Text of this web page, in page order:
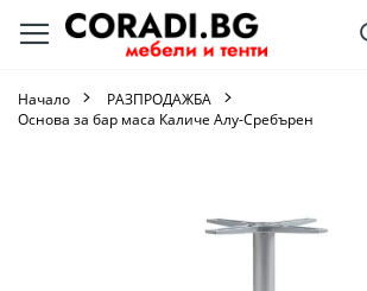
Начало
РАЗПРОДАЖБА
Основа за бар маса Каличе Алу-Сребърен